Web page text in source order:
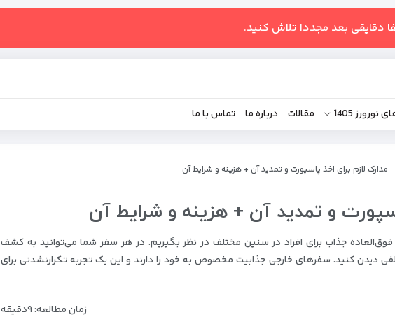
دقایقی بعد مجددا تلاش کنید.
نورورز 1405 مقالات درباره ما تماس با ما
مدارک لازم برای اخذ پاسپورت و تمدید آن + هزینه و شرایط آن
و تمدید آن + هزینه و شرایط آن
فوق‌العاده جذاب برای افراد در سنین مختلف در نظر بگیریم. در هر سفر شما می‌توانید به کشف
دیدن کنید. سفرهای خارجی جذابیت مخصوص به خود را دارند و این یک تجربه تکرارنشدنی برای
زمان مطالعه: ۹دقیقه